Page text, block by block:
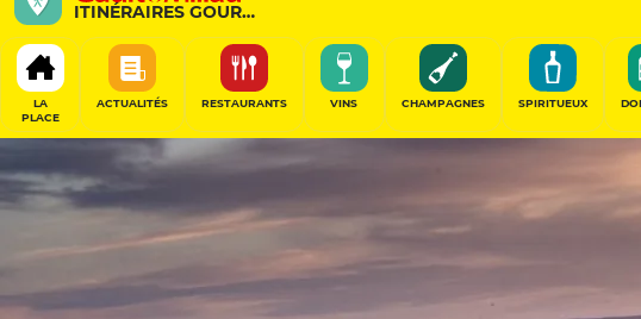
ITINÉRAIRES GOURMANDS
LA
PLACE
ACTUALITÉS RESTAURANTS VINS CHAMPAGNES SPIRITUEUX
Bourgogne-